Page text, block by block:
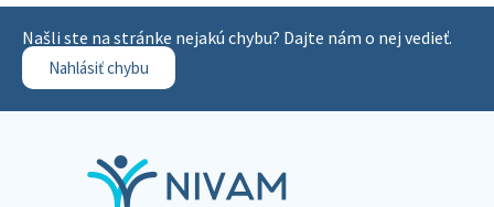
Našli ste na stránke nejakú chybu? Dajte nám o nej vedieť.
Nahlásiť chybu